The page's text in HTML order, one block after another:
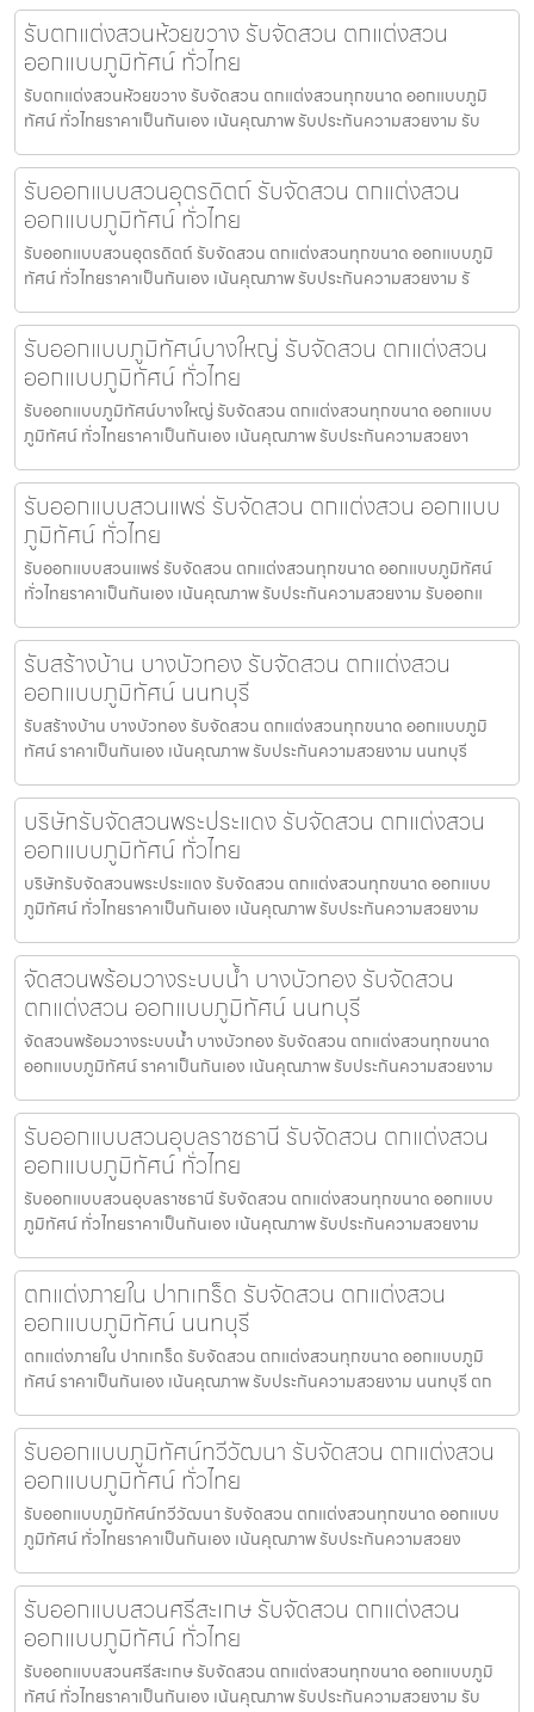
รับตกแต่งสวนห้วยขวาง รับจัดสวน ตกแต่งสวน
ออกแบบภูมิทัศน์ ทั่วไทย
รับตกแต่งสวนห้วยขวาง รับจัดสวน ตกแต่งสวนทุกขนาด ออกแบบภูมิ
ทัศน์ ทั่วไทยราคาเป็นกันเอง เน้นคุณภาพ รับประกันความสวยงาม รับ
รับออกแบบสวนอุตรดิตถ์ รับจัดสวน ตกแต่งสวน
ออกแบบภูมิทัศน์ ทั่วไทย
รับออกแบบสวนอุตรดิตถ์ รับจัดสวน ตกแต่งสวนทุกขนาด ออกแบบภูมิ
ทัศน์ ทั่วไทยราคาเป็นกันเอง เน้นคุณภาพ รับประกันความสวยงาม รั
รับออกแบบภูมิทัศน์บางใหญ่ รับจัดสวน ตกแต่งสวน
ออกแบบภูมิทัศน์ ทั่วไทย
รับออกแบบภูมิทัศน์บางใหญ่ รับจัดสวน ตกแต่งสวนทุกขนาด ออกแบบ
ภูมิทัศน์ ทั่วไทยราคาเป็นกันเอง เน้นคุณภาพ รับประกันความสวยงา
รับออกแบบสวนแพร่ รับจัดสวน ตกแต่งสวน ออกแบบ
ภูมิทัศน์ ทั่วไทย
รับออกแบบสวนแพร่ รับจัดสวน ตกแต่งสวนทุกขนาด ออกแบบภูมิทัศน์
ทั่วไทยราคาเป็นกันเอง เน้นคุณภาพ รับประกันความสวยงาม รับออกแ
รับสร้างบ้าน บางบัวทอง รับจัดสวน ตกแต่งสวน
ออกแบบภูมิทัศน์ นนทบุรี
รับสร้างบ้าน บางบัวทอง รับจัดสวน ตกแต่งสวนทุกขนาด ออกแบบภูมิ
ทัศน์ ราคาเป็นกันเอง เน้นคุณภาพ รับประกันความสวยงาม นนทบุรี
บริษัทรับจัดสวนพระประแดง รับจัดสวน ตกแต่งสวน
ออกแบบภูมิทัศน์ ทั่วไทย
บริษัทรับจัดสวนพระประแดง รับจัดสวน ตกแต่งสวนทุกขนาด ออกแบบ
ภูมิทัศน์ ทั่วไทยราคาเป็นกันเอง เน้นคุณภาพ รับประกันความสวยงาม
จัดสวนพร้อมวางระบบน้ำ บางบัวทอง รับจัดสวน
ตกแต่งสวน ออกแบบภูมิทัศน์ นนทบุรี
จัดสวนพร้อมวางระบบน้ำ บางบัวทอง รับจัดสวน ตกแต่งสวนทุกขนาด
ออกแบบภูมิทัศน์ ราคาเป็นกันเอง เน้นคุณภาพ รับประกันความสวยงาม
รับออกแบบสวนอุบลราชธานี รับจัดสวน ตกแต่งสวน
ออกแบบภูมิทัศน์ ทั่วไทย
รับออกแบบสวนอุบลราชธานี รับจัดสวน ตกแต่งสวนทุกขนาด ออกแบบ
ภูมิทัศน์ ทั่วไทยราคาเป็นกันเอง เน้นคุณภาพ รับประกันความสวยงาม
ตกแต่งภายใน ปากเกร็ด รับจัดสวน ตกแต่งสวน
ออกแบบภูมิทัศน์ นนทบุรี
ตกแต่งภายใน ปากเกร็ด รับจัดสวน ตกแต่งสวนทุกขนาด ออกแบบภูมิ
ทัศน์ ราคาเป็นกันเอง เน้นคุณภาพ รับประกันความสวยงาม นนทบุรี ตก
รับออกแบบภูมิทัศน์ทวีวัฒนา รับจัดสวน ตกแต่งสวน
ออกแบบภูมิทัศน์ ทั่วไทย
รับออกแบบภูมิทัศน์ทวีวัฒนา รับจัดสวน ตกแต่งสวนทุกขนาด ออกแบบ
ภูมิทัศน์ ทั่วไทยราคาเป็นกันเอง เน้นคุณภาพ รับประกันความสวยง
รับออกแบบสวนศรีสะเกษ รับจัดสวน ตกแต่งสวน
ออกแบบภูมิทัศน์ ทั่วไทย
รับออกแบบสวนศรีสะเกษ รับจัดสวน ตกแต่งสวนทุกขนาด ออกแบบภูมิ
ทัศน์ ทั่วไทยราคาเป็นกันเอง เน้นคุณภาพ รับประกันความสวยงาม รับ